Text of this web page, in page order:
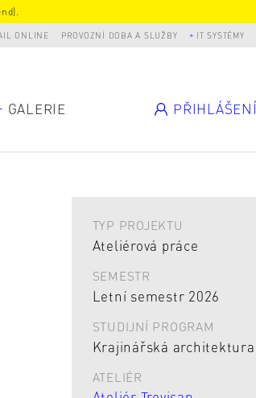
ONLINE PROVOZNÍ DOBA A SLUŽBY IT SYSTÉMY
GALERIE PŘIHLÁŠENÍ
TYP PROJEKTU
Ateliérová práce
SEMESTR
Letní semestr 2026
STUDIJNÍ PROGRAM
Krajinářská architektura
ATELIÉR